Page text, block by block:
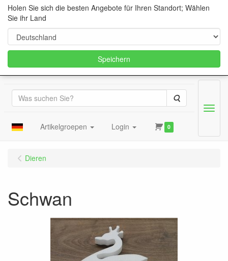
Suche
Artikelgroepen Login 0
Menu
Dieren
Schwan
Holen Sie sich die besten Angebote für Ihren Standort; Wählen
Sie ihr Land
Speichern